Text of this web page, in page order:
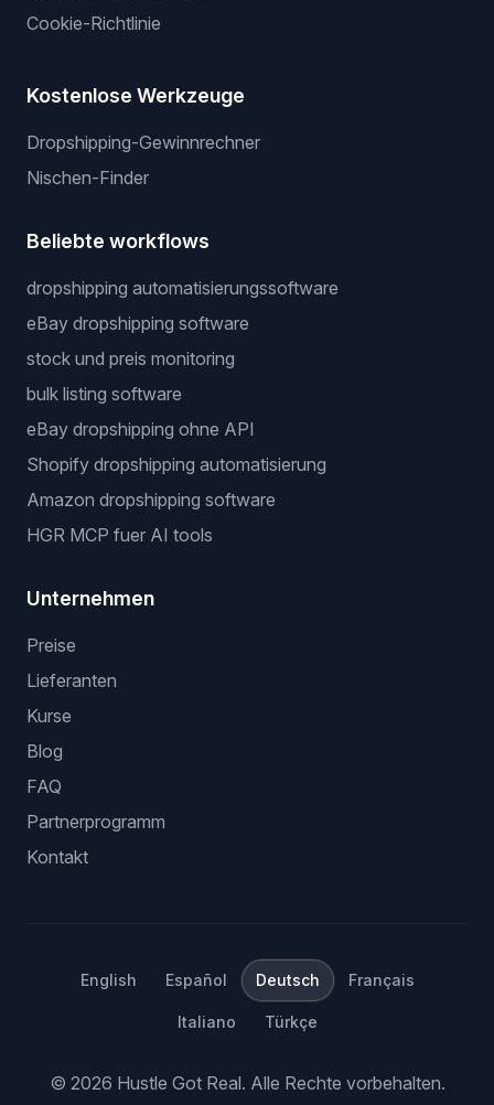
Cookie-Richtlinie
Kostenlose Werkzeuge
Dropshipping-Gewinnrechner
Nischen-Finder
Beliebte workflows
dropshipping automatisierungssoftware
eBay dropshipping software
stock und preis monitoring
bulk listing software
eBay dropshipping ohne API
Shopify dropshipping automatisierung
Amazon dropshipping software
HGR MCP fuer AI tools
Unternehmen
Preise
Lieferanten
Kurse
Blog
FAQ
Partnerprogramm
Kontakt
English Español Deutsch Français
Italiano Türkçe
© 2026 Hustle Got Real. Alle Rechte vorbehalten.